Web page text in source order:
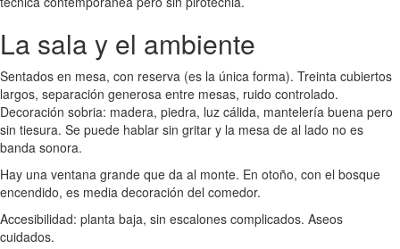
La sala y el ambiente
Sentados en mesa, con reserva (es la única forma). Treinta cubiertos
largos, separación generosa entre mesas, ruido controlado.
Decoración sobria: madera, piedra, luz cálida, mantelería buena pero
sin tiesura. Se puede hablar sin gritar y la mesa de al lado no es
banda sonora.
Hay una ventana grande que da al monte. En otoño, con el bosque
encendido, es media decoración del comedor.
Accesibilidad: planta baja, sin escalones complicados. Aseos
cuidados.